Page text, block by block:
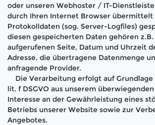
oder unseren Webhoster / IT-
durch Ihren Internet Browser übermittelt
Protokolldaten (sog. Server-Logfiles)
diesen gespeicherten Daten gehören
aufgerufenen Seite, Datum und Uhrzeit
Adresse, die übertragene Datenmenge
anfragende Provider.
Die Verarbeitung erfolgt auf Grundlage
lit. f DSGVO aus unserem
Interesse an der Gewährleistung eines
Betriebs unserer Website sowie zur
Angebotes.